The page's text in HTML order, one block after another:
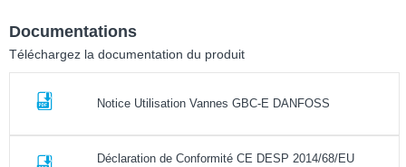
Documentations
Téléchargez la documentation du produit
Notice Utilisation Vannes GBC-E DANFOSS
Déclaration de Conformité CE DESP 2014/68/EU